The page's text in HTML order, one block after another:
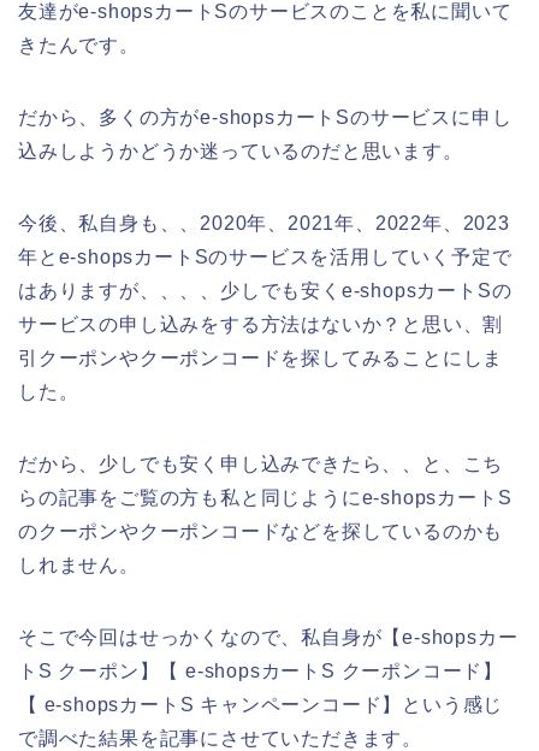
友達がe-shopsカートSのサービスのことを私に聞いて
きたんです。
だから、多くの方がe-shopsカートSのサービスに申し
込みしようかどうか迷っているのだと思います。
今後、私自身も、、2020年、2021年、2022年、2023
年とe-shopsカートSのサービスを活用していく予定で
はありますが、、、、少しでも安くe-shopsカートSの
サービスの申し込みをする方法はないか？と思い、割
引クーポンやクーポンコードを探してみることにしま
した。
だから、少しでも安く申し込みできたら、、と、こち
らの記事をご覧の方も私と同じようにe-shopsカートS
のクーポンやクーポンコードなどを探しているのかも
しれません。
そこで今回はせっかくなので、私自身が【e-shopsカー
トS クーポン】【 e-shopsカートS クーポンコード】
【 e-shopsカートS キャンペーンコード】という感じ
で調べた結果を記事にさせていただきます。